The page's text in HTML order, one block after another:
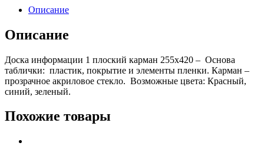
плоский
Описание
Описание
Доска информации 1 плоский карман 255х420 – Основа
таблички: пластик, покрытие и элементы пленки. Карман –
прозрачное акриловое стекло. Возможные цвета: Красный,
синий, зеленый.
Похожие товары